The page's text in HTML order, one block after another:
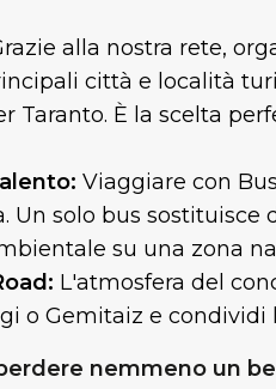
alla nostra rete,
città e località
Taranto. È la scelta
Viaggiare con
Un solo bus
su una zona
L'atmosfera del
o Gemitaiz e condividi
nemmeno un